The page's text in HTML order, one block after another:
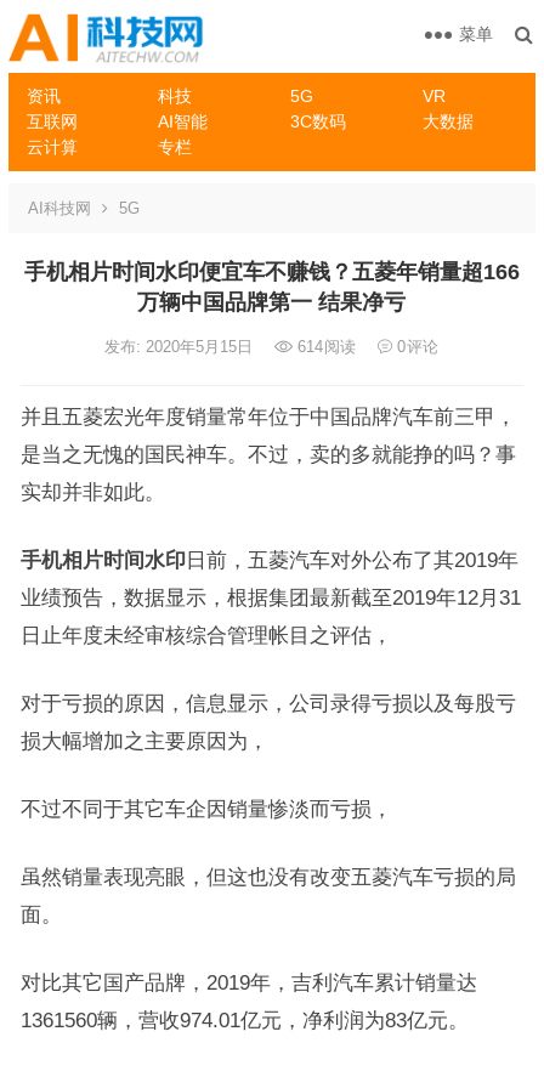
资讯 科技 5G
VR
互联网
AI智能 3C数码
大数据
云计算
专栏
菜单
AI科技网 5G
手机相片时间水印便宜车不赚钱？五菱年销量超166
万辆中国品牌第一 结果净亏
发布: 2020年5月15日 614阅读 0评论
并且五菱宏光年度销量常年位于中国品牌汽车前三甲，
是当之无愧的国民神车。不过，卖的多就能挣的吗？事
实却并非如此。
手机相片时间水印日前，五菱汽车对外公布了其2019年
业绩预告，数据显示，根据集团最新截至2019年12月31
日止年度未经审核综合管理帐目之评估，
对于亏损的原因，信息显示，公司录得亏损以及每股亏
损大幅增加之主要原因为，
不过不同于其它车企因销量惨淡而亏损，
虽然销量表现亮眼，但这也没有改变五菱汽车亏损的局
面。
对比其它国产品牌，2019年，吉利汽车累计销量达
1361560辆，营收974.01亿元，净利润为83亿元。